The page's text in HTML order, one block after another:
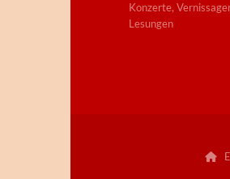
Konzerte,
Lesungen
